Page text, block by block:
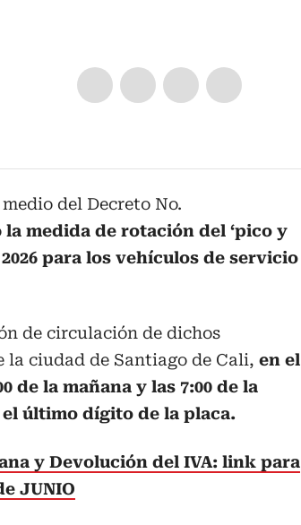
del Decreto No.
la medida de rotación del ‘pico y
para los vehículos de servicio
de circulación de dichos
la ciudad de Santiago de Cali, en el
de la mañana y las 7:00 de la
último dígito de la placa.
y Devolución del IVA: link para
JUNIO